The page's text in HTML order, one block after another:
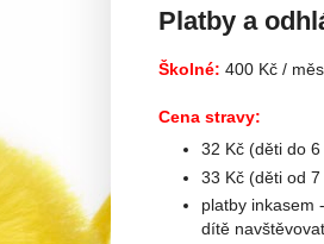
Platby a
Školné: 400 Kč /
Cena stravy:
32 Kč (děti do 6
33 Kč (děti od 7
platby inkasem
dítě